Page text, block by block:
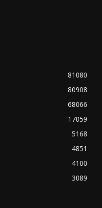
81080
80908
68066
17059
5168
4851
4100
3089